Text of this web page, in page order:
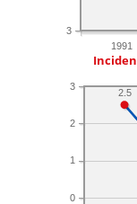
1991
3
0
1
2
3
2.5